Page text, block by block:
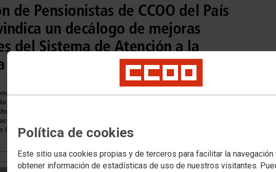
Política de cookies
Este sitio usa cookies propias y de terceros para facilitar la navegación
obtener información de estadísticas de uso de nuestros visitantes.
de Pensionistas de CCOO del País
un decálogo de mejoras
del Sistema de Atención a la
ha acogido una jornada sobre la implementación de la Ley de
con el XVI aniversario de su puesta en marcha. El programa incluía la
aprobado en 2021, los presupuestos para el próximo ejercicio, la
justa para asegurar dotación de infraestructuras y acabar con las
las normativas recientes y las condiciones laborales de las personas